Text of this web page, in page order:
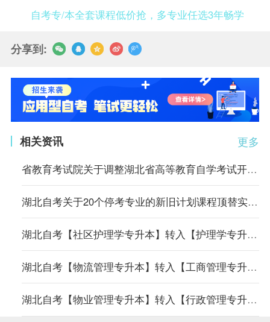
自考专/本全套课程低价抢，多专业任选3年畅学
分享到:
更多
相关资讯
省教育考试院关于调整湖北省高等教育自学考试开考专业考试计划的通告
湖北自考关于20个停考专业的新旧计划课程顶替实施方案
湖北自考【社区护理学专升本】转入【护理学专升本】专业课程顶替表
湖北自考【物流管理专升本】转入【工商管理专升本】专业课程顶替表
湖北自考【物业管理专升本】转入【行政管理专升本】专业课程顶替表